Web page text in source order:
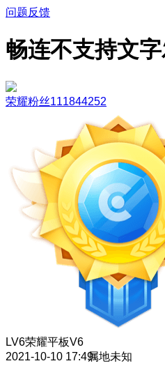
问题反馈
畅连不支持文
荣耀粉丝111844252
LV6荣耀平板V6
2021-10-10 17:49属地未知